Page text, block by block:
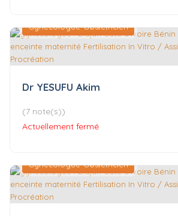
Gynécologue-Obstétricien
Dr YESUFU Akim
(7 note(s))
Actuellement fermé
Gynécologue-Obstétricien